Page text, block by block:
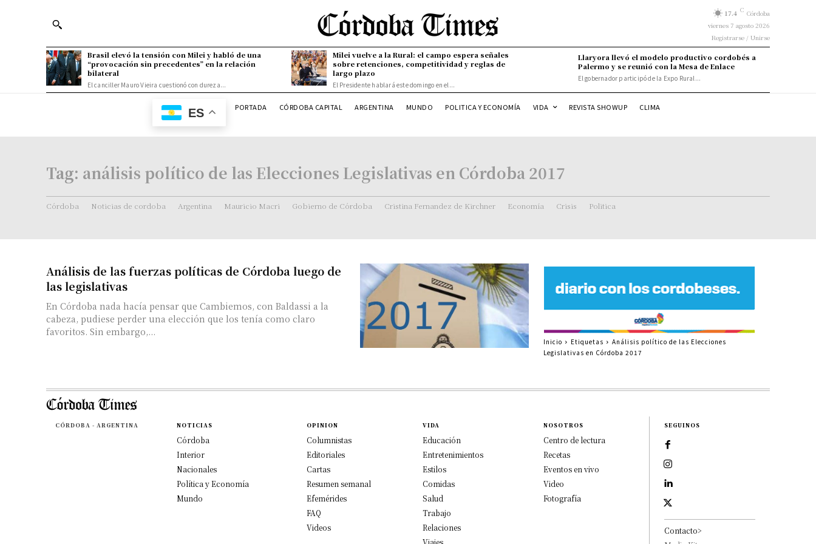
17.4 C Córdoba
viernes 7 agosto 2026
Registrarse / Unirse
Brasil elevó la tensión con Milei y habló de una
“provocación sin precedentes” en la relación
bilateral
El canciller Mauro Vieira cuestionó con dureza...
Milei vuelve a la Rural: el campo espera señales
sobre retenciones, competitividad y reglas de
largo plazo
El Presidente hablará este domingo en el...
Llaryora llevó el modelo productivo cordobés a
Palermo y se reunió con la Mesa de Enlace
El gobernador participó de la Expo Rural...
ES PORTADA CÓRDOBA CAPITAL ARGENTINA MUNDO POLITICA Y ECONOMÍA VIDA REVISTA SHOWUP CLIMA
Tag: análisis político de las Elecciones Legislativas en Córdoba 2017
Córdoba Noticias de cordoba Argentina Mauricio Macri Gobierno de Córdoba Cristina Fernandez de Kirchner Economía Crisis Politica
Análisis de las fuerzas políticas de Córdoba luego de
las legislativas
En Córdoba nada hacía pensar que Cambiemos, con Baldassi a la
cabeza, pudiese perder una elección que los tenía como claro
favoritos. Sin embargo,...
Inicio Etiquetas
Análisis político de las Elecciones
Legislativas en Córdoba 2017
CÓRDOBA - ARGENTINA NOTICIAS
Córdoba
Interior
Nacionales
Política y Economía
Mundo
OPINION
Columnistas
Editoriales
Cartas
Resumen semanal
Efemérides
FAQ
Videos
VIDA
Educación
Entretenimientos
Estilos
Comidas
Salud
Trabajo
Relaciones
Viajes
NOSOTROS
Centro de lectura
Recetas
Eventos en vivo
Video
Fotografía
SEGUINOS
Contacto>